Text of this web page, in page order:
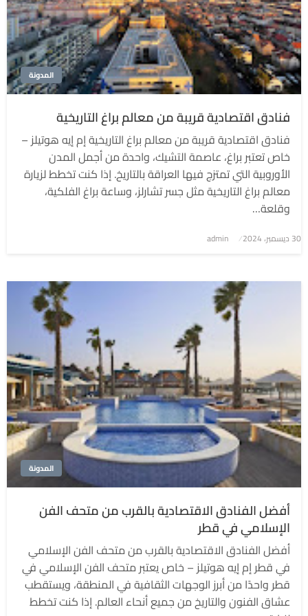
المدونة
فنادق اقتصادية قريبة من معالم براغ التاريخية
فنادق اقتصادية قريبة من معالم براغ التاريخية إم إيه هوتيلز –
خاص تعتبر براغ، عاصمة التشيك، واحدة من أجمل المدن
الأوروبية التي تمتزج فيها العراقة بالتاريخ. إذا كنت تخطط لزيارة
معالم براغ التاريخية مثل جسر تشارلز، وساعة براغ الفلكية،
وقلعة…
نُشر
30 ديسمبر، 2024 admin
المدونة
أفضل الفنادق الاقتصادية بالقرب من متحف الفن
الإسلامي في قطر
أفضل الفنادق الاقتصادية بالقرب من متحف الفن الإسلامي
في قطر إم إيه هوتيلز – خاص يعتبر متحف الفن الإسلامي في
قطر واحدًا من أبرز الوجهات الثقافية في المنطقة، ويستقطب
عشاق الفنون والتاريخ من جميع أنحاء العالم. إذا كنت تخطط